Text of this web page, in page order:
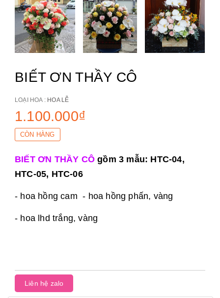
BIẾT ƠN THẦY CÔ
LOẠI HOA : HOA LỄ
1.100.000₫
CÒN HÀNG
BIẾT ƠN THẦY CÔgồm 3 mẫu: HTC-04,
HTC-05, HTC-06
- hoa hồng cam - hoa hồng phấn, vàng
- hoa lhd trắng, vàng
Liên hệ zalo